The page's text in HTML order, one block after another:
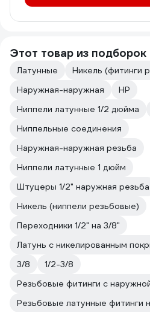
Этот товар из подборок
Латунные
Никель (фитинги
Наружная-наружная
НР
Ниппели латунные 1/2 дюйма
Ниппельные соединения
Наружная-наружная резьба
Ниппели латунные 1 дюйм
Штуцеры 1/2" наружная резьба
Никель (ниппели резьбовые)
Переходники 1/2" на 3/8"
Латунь с никелированным
3/8
1/2-3/8
Резьбовые фитинги с
Резьбовые латунные фитинги